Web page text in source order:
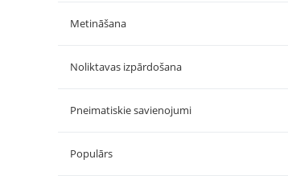
Metināšana
Noliktavas izpārdošana
Pneimatiskie savienojumi
Populārs